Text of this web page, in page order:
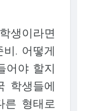
생이라면
. 어떻게
어야 할지
학생들에
른 형태로